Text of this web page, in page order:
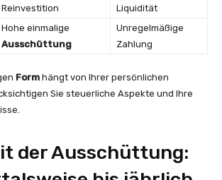
Reinvestition
Liquidität
Hohe einmalige
Ausschüttung
Unregelmäßige
Zahlung
Form hängt von Ihrer persönlichen
Sie steuerliche Aspekte und Ihre
der Ausschüttung: